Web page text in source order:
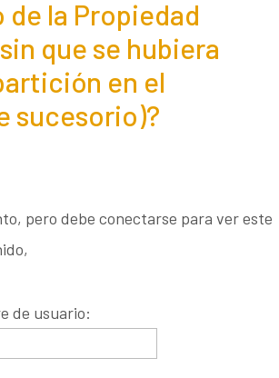
de la Propiedad
que se hubiera
en el
sucesorio)?
pero debe conectarse para ver este
de usuario: